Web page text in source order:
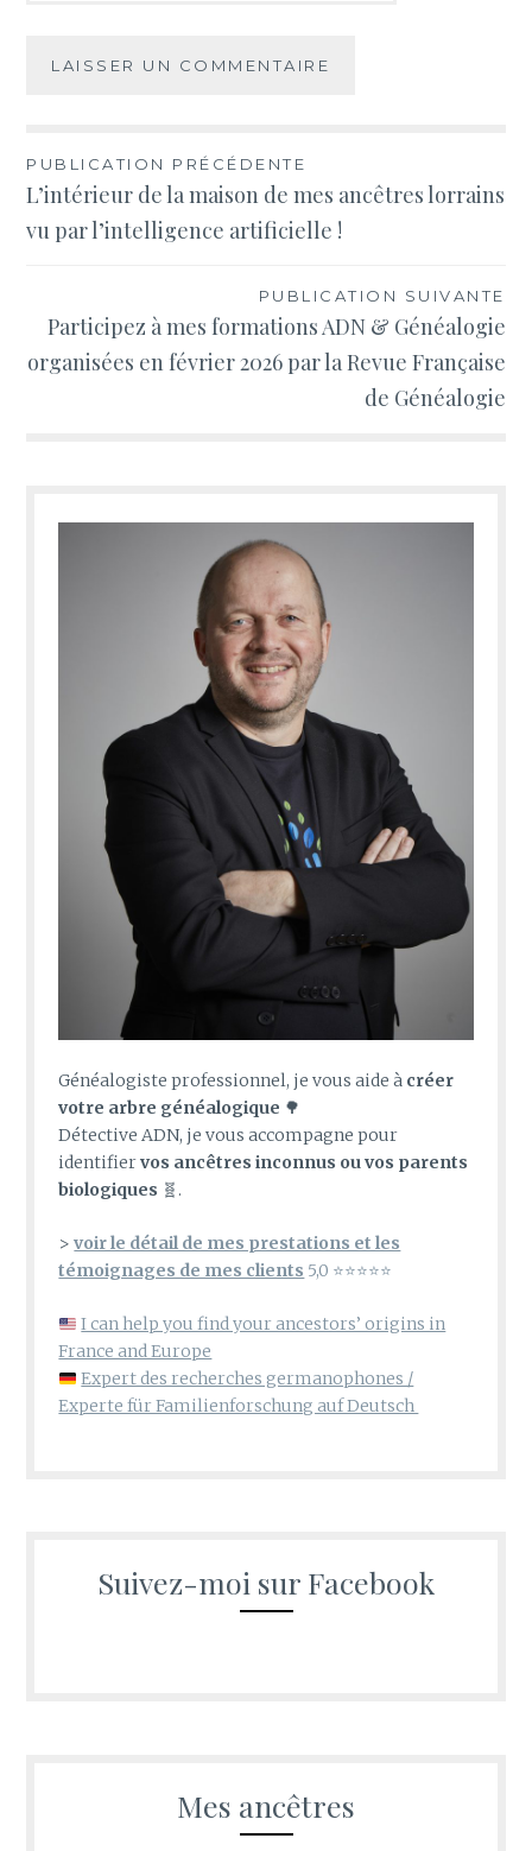
Navigation
de
l’article
PUBLICATION PRÉCÉDENTE
L’intérieur de la maison de mes ancêtres lorrains
vu par l’intelligence artificielle !
PUBLICATION SUIVANTE
Participez à mes formations ADN & Généalogie
organisées en février 2026 par la Revue Française
de Généalogie
Généalogiste professionnel, je vous aide à créer
votre arbre généalogique 🌳
Détective ADN, je vous accompagne pour
identifiervos ancêtres inconnus ou vos parents
biologiques 🧬.
>voir le détail de mes prestations et les
témoignages de mes clients 5,0 ⭐⭐⭐⭐⭐
I can help you find your ancestors’ origins in
France and Europe
Expert des recherches germanophones /
Experte für Familienforschung auf Deutsch
Suivez-moi sur Facebook
Mes ancêtres